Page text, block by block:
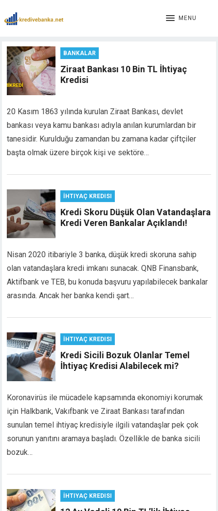
panel
panel
panel
panel
panel
panel
panel
panel
panel
panel
panel
panel
panel
satın al
panel
panel
panel
panel
panel
panel
panel
panel
panel
panel
panel
panel
panel
MENU
BANKALAR
Ziraat Bankası 10 Bin TL İhtiyaç
Kredisi
20 Kasım 1863 yılında kurulan Ziraat Bankası, devlet
bankası veya kamu bankası adıyla anılan kurumlardan bir
tanesidir. Kurulduğu zamandan bu zamana kadar çiftçiler
başta olmak üzere birçok kişi ve sektöre…
İHTIYAÇ KREDISI
Kredi Skoru Düşük Olan Vatandaşlara
Kredi Veren Bankalar Açıklandı!
Nisan 2020 itibariyle 3 banka, düşük kredi skoruna sahip
olan vatandaşlara kredi imkanı sunacak. QNB Finansbank,
Aktifbank ve TEB, bu konuda başvuru yapılabilecek bankalar
arasında. Ancak her banka kendi şart…
İHTIYAÇ KREDISI
Kredi Sicili Bozuk Olanlar Temel
İhtiyaç Kredisi Alabilecek mi?
Koronavirüs ile mücadele kapsamında ekonomiyi korumak
için Halkbank, Vakıfbank ve Ziraat Bankası tarafından
sunulan temel ihtiyaç kredisiyle ilgili vatandaşlar pek çok
sorunun yanıtını aramaya başladı. Özellikle de banka sicili
bozuk…
İHTIYAÇ KREDISI